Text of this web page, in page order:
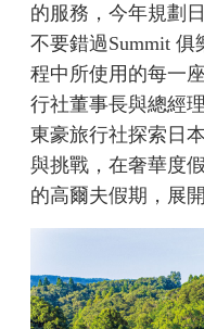
的服務，今年規劃
不要錯過Summit
程中所使用的每一
行社董事長與總經
東豪旅行社探索日
與挑戰，在奢華度
的高爾夫假期，展